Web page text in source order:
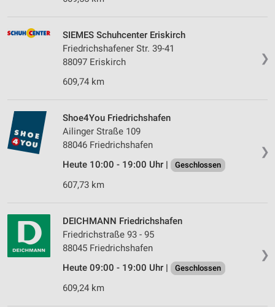
❯
SIEMES Schuhcenter Eriskirch
Friedrichshafener Str. 39-41
88097 Eriskirch
609,74 km
❯
Shoe4You Friedrichshafen
Ailinger Straße 109
88046 Friedrichshafen
Heute 10:00 - 19:00 Uhr |
Geschlossen
607,73 km
❯
DEICHMANN Friedrichshafen
Friedrichstraße 93 - 95
88045 Friedrichshafen
Heute 09:00 - 19:00 Uhr |
Geschlossen
609,24 km